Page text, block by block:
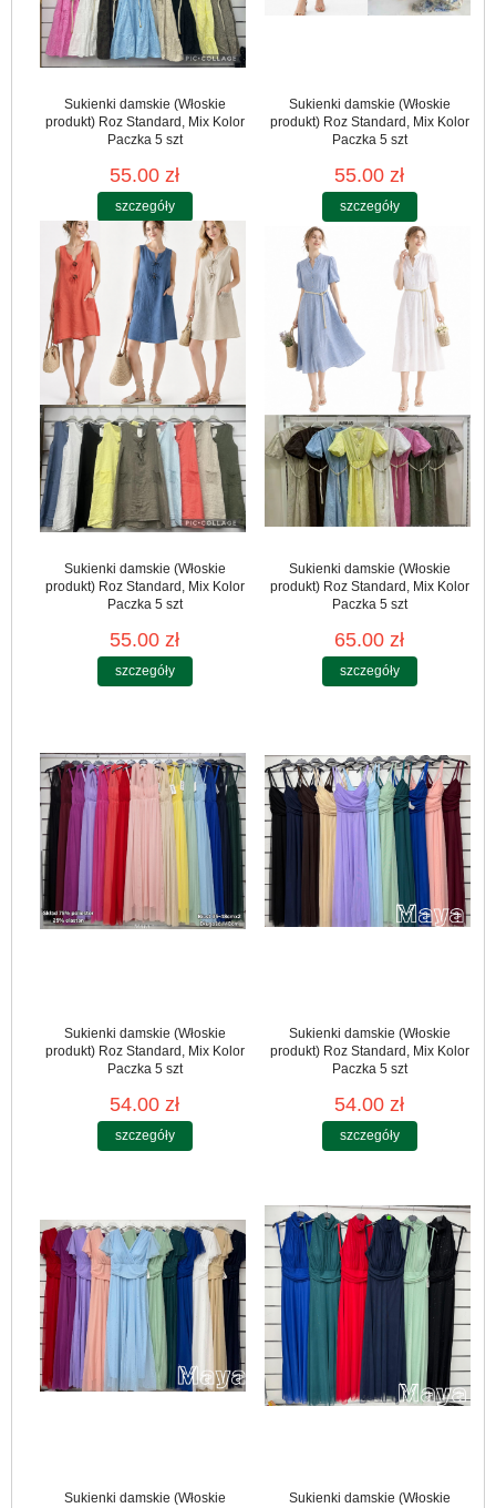
Sukienki damskie (Włoskie
produkt) Roz Standard, Mix Kolor
Paczka 5 szt
55.00 zł
szczegóły
Sukienki damskie (Włoskie
produkt) Roz Standard, Mix Kolor
Paczka 5 szt
55.00 zł
szczegóły
Sukienki damskie (Włoskie
produkt) Roz Standard, Mix Kolor
Paczka 5 szt
55.00 zł
szczegóły
Sukienki damskie (Włoskie
produkt) Roz Standard, Mix Kolor
Paczka 5 szt
65.00 zł
szczegóły
Sukienki damskie (Włoskie
produkt) Roz Standard, Mix Kolor
Paczka 5 szt
54.00 zł
szczegóły
Sukienki damskie (Włoskie
produkt) Roz Standard, Mix Kolor
Paczka 5 szt
54.00 zł
szczegóły
Sukienki damskie (Włoskie
Sukienki damskie (Włoskie